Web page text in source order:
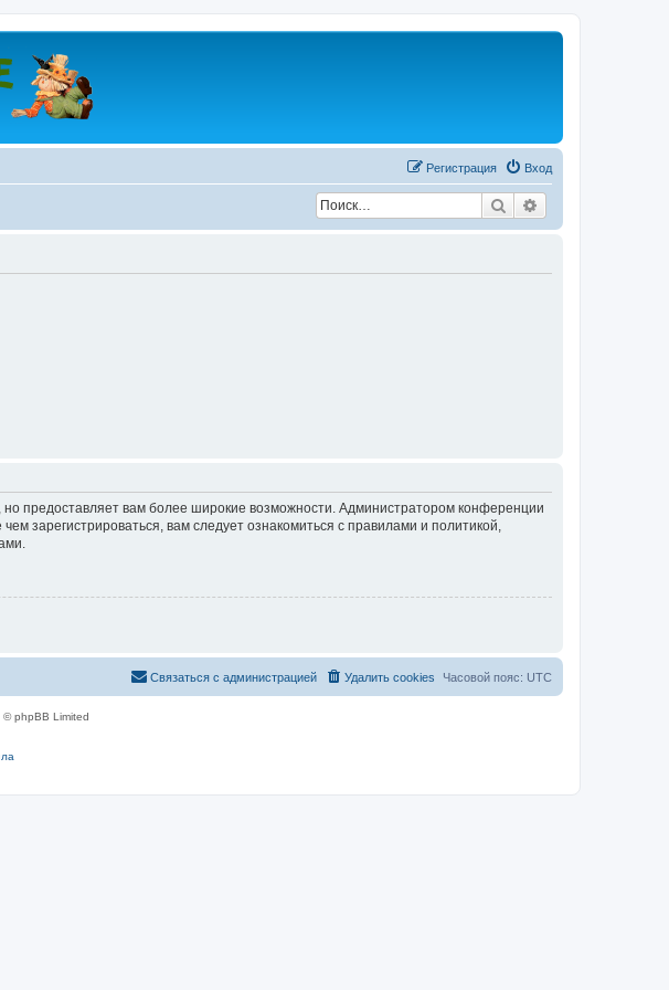
Вход
Регистрация
Поиск
предоставляет вам более широкие возможности. Администратором конференции
зарегистрироваться, вам следует ознакомиться с правилами и политикой,
Часовой пояс: UTC
Удалить cookies
Связаться с администрацией
© phpBB Limited